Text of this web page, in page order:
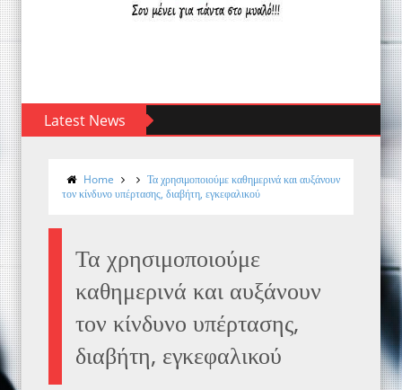
Latest News
Home
Τα χρησιμοποιούμε καθημερινά και αυξάνουν
τον κίνδυνο υπέρτασης, διαβήτη, εγκεφαλικού
Τα χρησιμοποιούμε
καθημερινά και αυξάνουν
τον κίνδυνο υπέρτασης,
διαβήτη, εγκεφαλικού